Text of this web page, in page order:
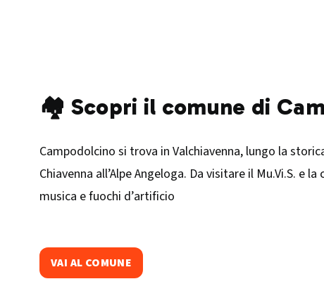
🏘️ Scopri il comune di
Campodolcino si trova in Valchiavenna, lungo la
Chiavenna all’Alpe Angeloga. Da visitare il Mu.Vi.S.
musica e fuochi d’artificio
VAI AL COMUNE